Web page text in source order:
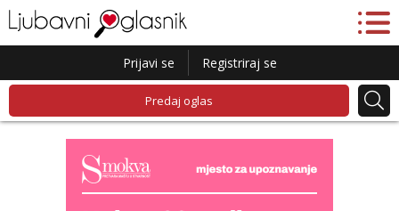
Prijavi se Registriraj se
Predaj oglas